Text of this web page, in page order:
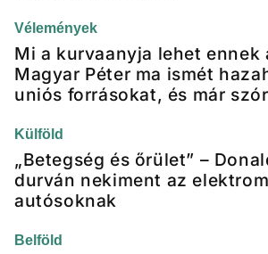
Vélemények
Mi a kurvaanyja lehet ennek
Magyar Péter ma ismét
uniós forrásokat, és már
Külföld
„Betegség és őrület” –
durván nekiment az
autósoknak
Belföld